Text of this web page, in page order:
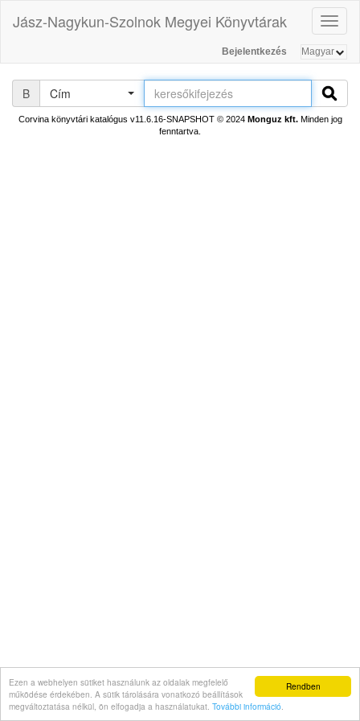
Rendben
Ezen a webhelyen sütiket használunk az oldalak megfelelő
működése érdekében. A sütik tárolására vonatkozó beállítások
megváltoztatása nélkül, ön elfogadja a használatukat. További információ.
Jász-Nagykun-Szolnok Megyei Könyvtárak
Bejelentkezés
B Cím
Corvina könyvtári katalógus v11.6.16-SNAPSHOT© 2024 Monguz kft.Minden jog
fenntartva.